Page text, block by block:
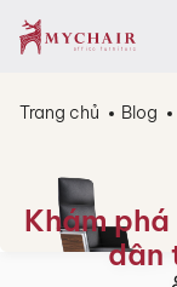
Trang chủ Blog
Khám
dân